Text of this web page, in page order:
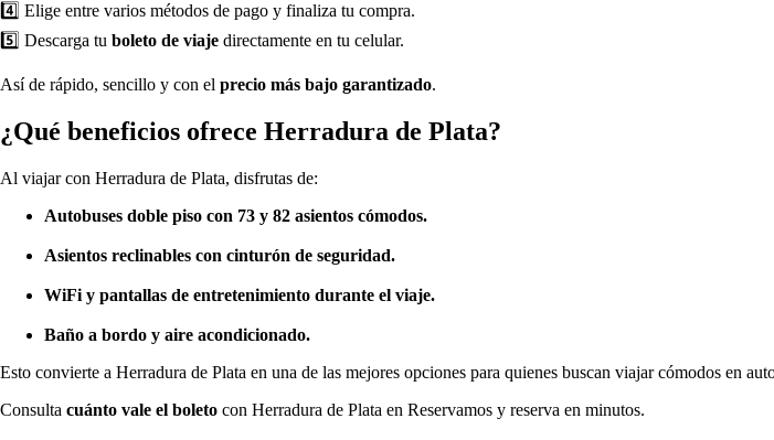
4️⃣ Elige entre varios métodos de pago y finaliza tu compra.
5️⃣ Descarga tu boleto de viaje directamente en tu celular.
Así de rápido, sencillo y con el precio más bajo garantizado.
¿Qué beneficios ofrece Herradura de Plata?
Al viajar con Herradura de Plata, disfrutas de:
Autobuses doble piso con 73 y 82 asientos cómodos.
Asientos reclinables con cinturón de seguridad.
WiFi y pantallas de entretenimiento durante el viaje.
Baño a bordo y aire acondicionado.
Esto convierte a Herradura de Plata en una de las mejores opciones para quienes buscan viajar cómodos en
Consulta cuánto vale el boleto con Herradura de Plata en Reservamos y reserva en minutos.